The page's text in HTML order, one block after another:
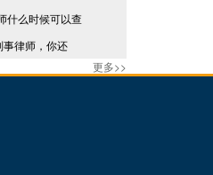
什么时候可以查
事律师，你还
更多>>